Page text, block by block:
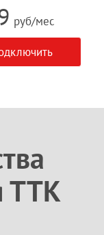
руб/мес
ТТК